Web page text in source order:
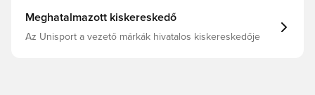
Meghatalmazott kiskereskedő
Az Unisport a vezető márkák hivatalos kiskereskedője